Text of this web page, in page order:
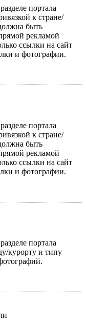
портала
к стране/
быть
рекламой
ссылки на сайт
и фотографии.
портала
к стране/
быть
рекламой
ссылки на сайт
и фотографии.
портала
курорту и типу